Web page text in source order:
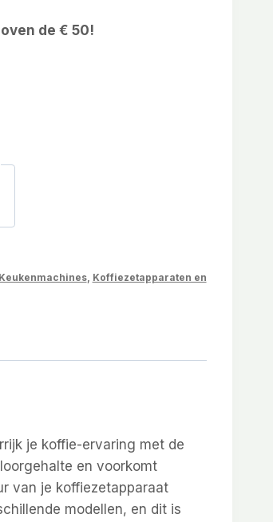
de € 50!
Keukenmachines, Koffiezetapparaten en
je koffie-ervaring met de
en voorkomt
van je koffiezetapparaat
modellen, en dit is